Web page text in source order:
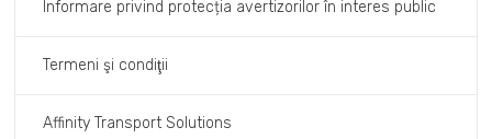
Informare privind protecția avertizorilor în interes public
Termeni şi condiţii
Affinity Transport Solutions